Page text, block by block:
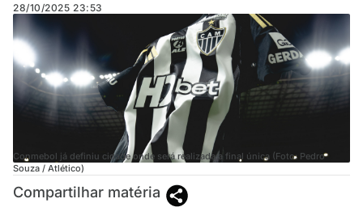
28/10/2025 23:53
Conmebol já definiu cidade onde será realizada a final única (Foto: Pedro
Souza / Atlético)
Compartilhar matéria